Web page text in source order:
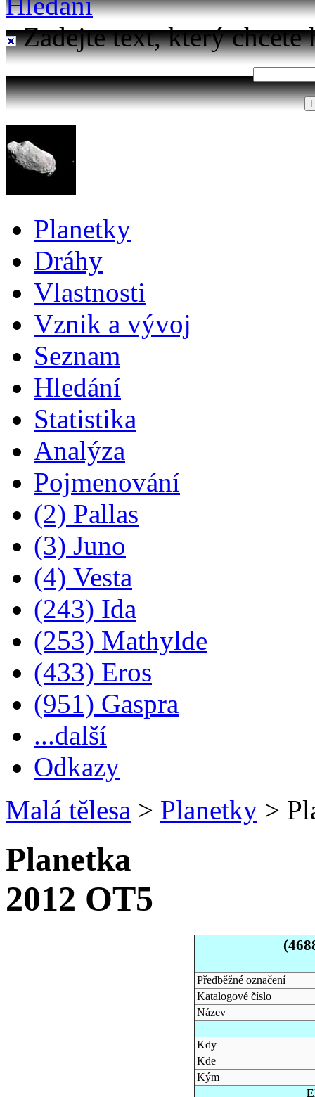
Zadejte text, který chcete
Planetky
Dráhy
Vlastnosti
Vznik a vývoj
Seznam
Hledání
Statistika
Analýza
Pojmenování
(2) Pallas
(3) Juno
(4) Vesta
(243) Ida
(253) Mathylde
(433) Eros
(951) Gaspra
...další
Odkazy
Malá tělesa > Planetky >
Planetka
2012 OT5
Předběžné označení
Katalogové číslo
Název
Kdy
Kde
Kým